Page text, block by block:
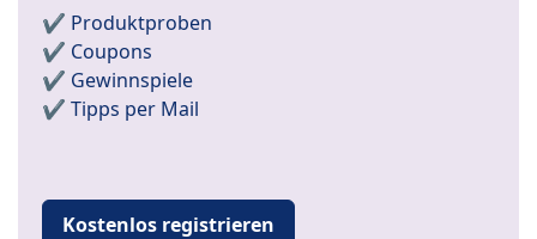
✔️ Produktproben
✔️ Coupons
✔️ Gewinnspiele
✔️ Tipps per Mail
Kostenlos registrieren